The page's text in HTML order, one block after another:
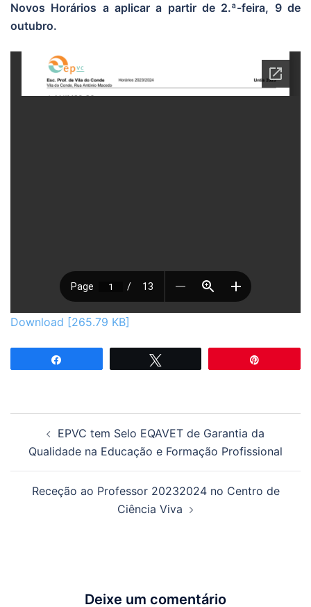
Novos Horários a aplicar a partir de 2.ª-feira, 9 de
outubro.
Download [265.79 KB]
artigos
EPVC tem Selo EQAVET de Garantia da
Qualidade na Educação e Formação Profissional
Receção ao Professor 20232024 no Centro de
Ciência Viva
Deixe um comentário